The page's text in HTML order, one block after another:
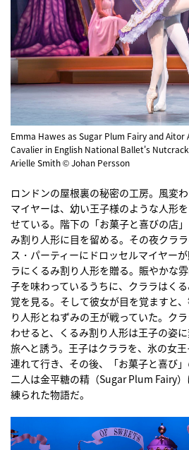
Emma Hawes as Sugar Plum Fairy and Aitor
Cavalier in English National Ballet's
Arielle Smith © Johan Persson
ロンドンの屋根裏の秘密の工房。風変
マイヤーは、幼い王子様のような人形
せている。階下の「お菓子と喜びの店
み割り人形に目を留める。その夜クラ
ス・パーティーにドロッセルマイヤー
ラにくるみ割り人形を贈る。賑やかな
子を味わっているうちに、クララはく
覚を見る。そして彼女が目を覚ますと
り人形とねずみの王が戦っていた。ク
わせると、くるみ割り人形は王子の姿
旅へと誘う。王子はクララを、氷の女
連れて行き、その後、「お菓子と喜び
二人は金平糖の精（Sugar Plum Fairy
練られた物語だ。